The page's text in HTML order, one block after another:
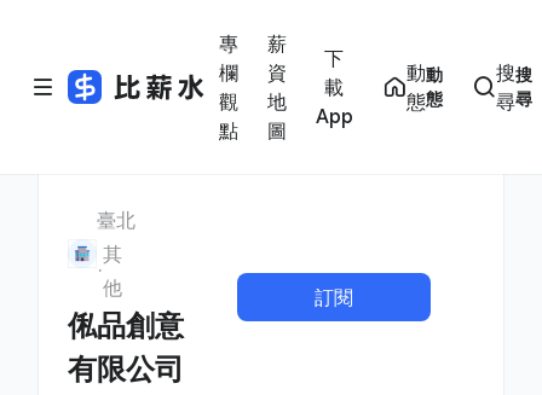
專
欄
觀
點
薪
資
地
圖
下
載
App
動
態
動
態
搜
尋
搜
尋
臺北
其
他
俬品創意
有限公司
訂閱